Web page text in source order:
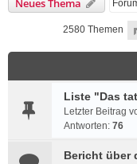
Neues Thema
2580 Themen
Liste "Das
Letzter Beitrag
Antworten: 76
Bericht über